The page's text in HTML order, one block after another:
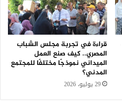
قراءة في تجربة مجلس الشباب
المصري.. كيف صنع العمل
الميداني نموذجًا مختلفًا للمجتمع
المدني؟
29 يوليو، 2026